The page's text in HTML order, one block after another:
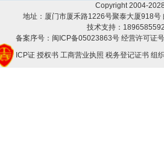
Copyright 2004-
地址：厦门市厦禾路1226号聚泰大厦918
技术支持：
备案序号：闽ICP备05023863号 经营许可证
ICP证 授权书 工商营业执照 税务登记证书 组